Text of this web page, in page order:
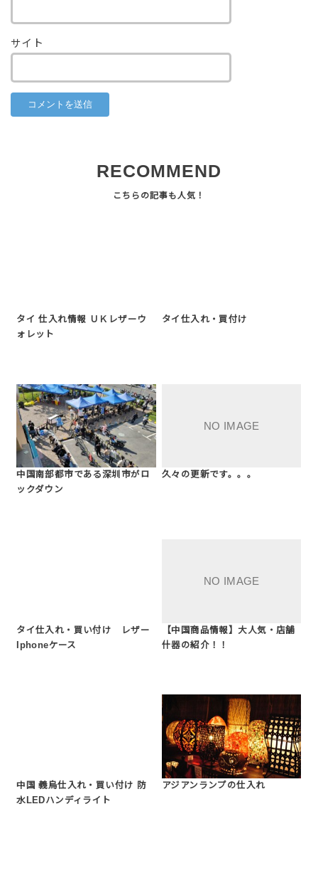
サイト
RECOMMEND
タイ 仕入れ情報 ＵＫレザーウ
ォレット
タイ仕入れ・買付け
中国南部都市である深圳市がロ
ックダウン
久々の更新です。。。
タイ仕入れ・買い付け レザー
Iphoneケース
【中国商品情報】大人気・店舗
什器の紹介！！
中国 義烏仕入れ・買い付け 防
水LEDハンディライト
アジアンランプの仕入れ